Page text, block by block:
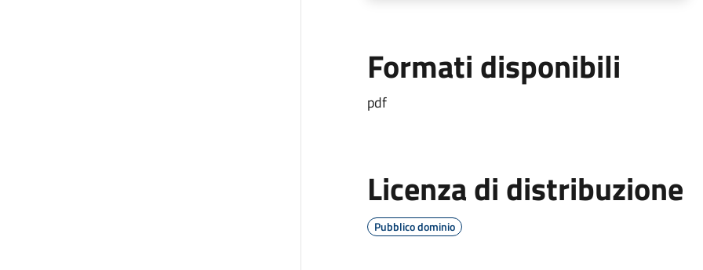
Formati disponibili
pdf
Licenza di distribuzione
Pubblico dominio